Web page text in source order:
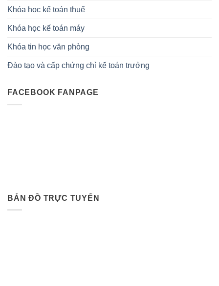
Khóa học kế toán thuế
Khóa học kế toán máy
Khóa tin học văn phòng
Đào tạo và cấp chứng chỉ kế toán trưởng
FACEBOOK FANPAGE
BẢN ĐỒ TRỰC TUYẾN